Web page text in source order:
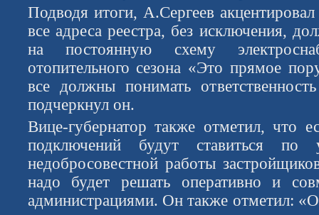
Подводя итоги, А.Сергеев
все адреса реестра, без исключения,
на постоянную схему
отопительного сезона «Это прямое
все должны понимать
подчеркнул он.
Вице-губернатор также отметил, что
подключений будут ставиться по
недобросовестной работы
надо будет решать оперативно и
администрациями. Он также отметил: